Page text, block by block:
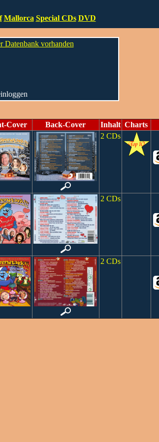
Mallorca Special CDs DVD
Datenbank vorhanden
Cover Back-Cover Inhalt Charts
2 CDs
2 CDs
2 CDs